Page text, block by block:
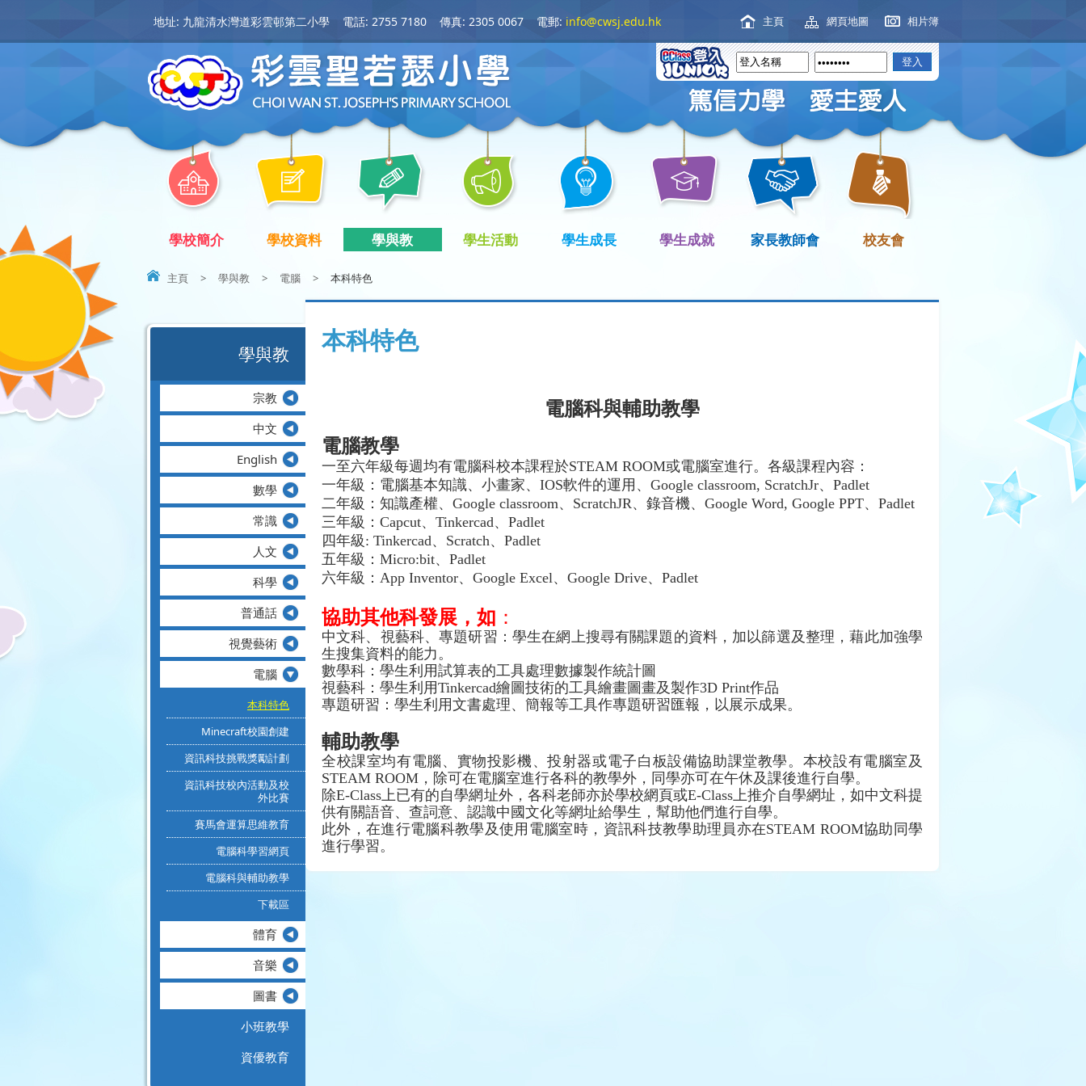
地址: 九龍清水灣道彩雲邨第二小學 電話: 2755 7180 傳真: 2305 0067 電郵: info@cwsj.edu.hk 主頁 網頁地圖 相片簿
學校簡介 學校資料 學與教 學生活動 學生成長 學生成就 家長教師會 校友會
主頁 > 學與教 > 電腦 > 本科特色
本科特色
電腦科與輔助教學
電腦教學
一至六年級每週均有電腦科校本課程於STEAM ROOM或電腦室進行。各級課程內容：
一年級：電腦基本知識、小畫家、IOS軟件的運用、Google classroom, ScratchJr、Padlet
二年級：知識產權、Google classroom、ScratchJR、錄音機、Google Word, Google PPT、Padlet
三年級：Capcut、Tinkercad、Padlet
四年級: Tinkercad、Scratch、Padlet
五年級：Micro:bit、Padlet
六年級：App Inventor、Google Excel、Google Drive、Padlet
協助其他科發展，如 ：
中文科、視藝科、專題研習：學生在網上搜尋有關課題的資料，加以篩選及整理，藉此加強學
生搜集資料的能力。
數學科：學生利用試算表的工具處理數據製作統計圖
視藝科：學生利用Tinkercad繪圖技術的工具繪畫圖畫及製作3D Print作品
專題研習：學生利用文書處理、簡報等工具作專題研習匯報，以展示成果。
輔助教學
全校課室均有電腦、實物投影機、投射器或電子白板設備協助課堂教學。本校設有電腦室及
STEAM ROOM ，除可在電腦室進行各科的教學外，同學亦可在午休及課後進行自學。
除E-Class上已有的自學網址外，各科老師亦於學校網頁或E-Class上推介自學網址，如中文科提
供有關語音、查詞意、認識中國文化等網址給學生，幫助他們進行自學。
此外，在進行電腦科教學及使用電腦室時，資訊科技教學助理員亦在STEAM ROOM協助同學
進行學習。
學與教
宗教
中文
English
數學
常識
人文
科學
普通話
視覺藝術
電腦
本科特色
Minecraft校園創建
資訊科技挑戰獎勵計劃
資訊科技校內活動及校
外比賽
賽馬會運算思維教育
電腦科學習網頁
電腦科與輔助教學
下載區
體育
音樂
圖書
小班教學
資優教育